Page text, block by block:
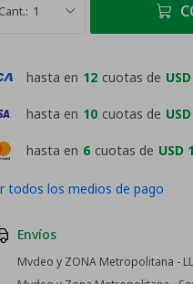
1
hasta en 6 cuotas de USD
hasta en 12 cuotas de
hasta en 10 cuotas de
todos los medios de pago
Envíos
Mvdeo y ZONA Metropolitana -